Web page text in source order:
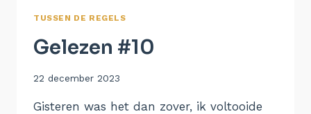
TUSSEN DE REGELS
Gelezen #10
Door
22 december 2023
Gisteren was het dan zover, ik voltooide